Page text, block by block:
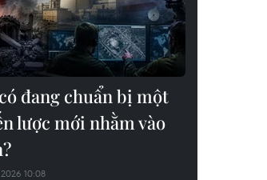
đang chuẩn bị một
lược mới nhằm vào
10:08